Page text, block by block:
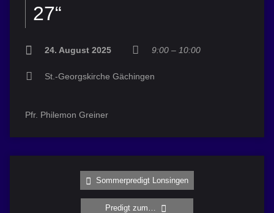
27“
24. August 2025 9:00 – 10:00
St.-Georgskirche Gächingen
Pfr. Philemon Greiner
Sommerpredigt Lonsingen
Predigt zum…